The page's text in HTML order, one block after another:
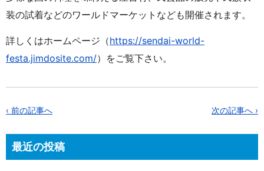
装の試着などのワールドマーケットなども開催されます。
詳しくはホームページ（https://sendai-world-
festa.jimdosite.com/）をご覧下さい。
‹ 前の記事へ 次の記事へ ›
最近の投稿